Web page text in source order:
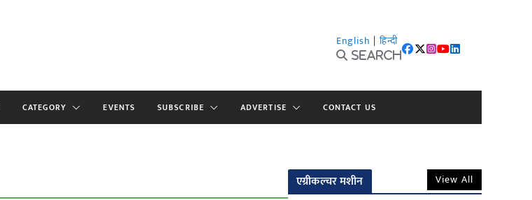
English | हिन्दी
Search
CATEGORY EVENTS SUBSCRIBE ADVERTISE CONTACT US
एग्रीकल्चर मशीन View All